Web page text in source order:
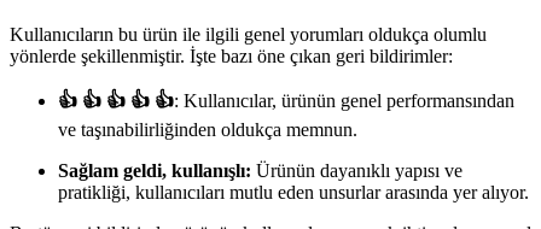
Kullanıcıların bu ürün ile ilgili genel yorumları oldukça olumlu
yönlerde şekillenmiştir. İşte bazı öne çıkan geri bildirimler:
👍 👍 👍 👍 👍: Kullanıcılar, ürünün genel performansından
ve taşınabilirliğinden oldukça memnun.
Sağlam geldi, kullanışlı: Ürünün dayanıklı yapısı ve
pratikliği, kullanıcıları mutlu eden unsurlar arasında yer alıyor.